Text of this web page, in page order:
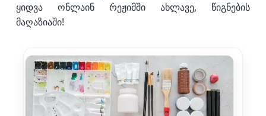
ყიდვა ონლაინ რეჟიმში ახლავე, წიგნების
მაღაზიაში!